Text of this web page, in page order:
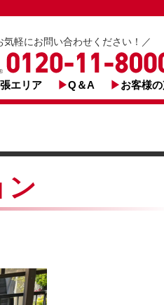
気軽にお問い合わせください！／
エリア Q＆A お客様
ン